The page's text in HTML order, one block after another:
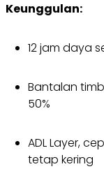
Keunggulan:
12 jam daya
Bantalan
50%
ADL Layer,
tetap kering